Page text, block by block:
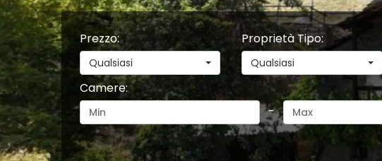
Prezzo:
Qualsiasi
Proprietà Tipo:
Qualsiasi
Camere:
-